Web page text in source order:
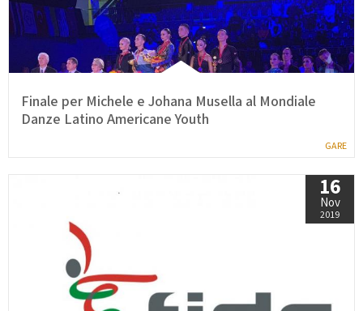
AREA SPORT
AREA TECNICA
Contatti Discipline
GARE
Finale per Michele e Johana Musella al Mondiale
Danze Latino Americane Youth
16
Nov
2019